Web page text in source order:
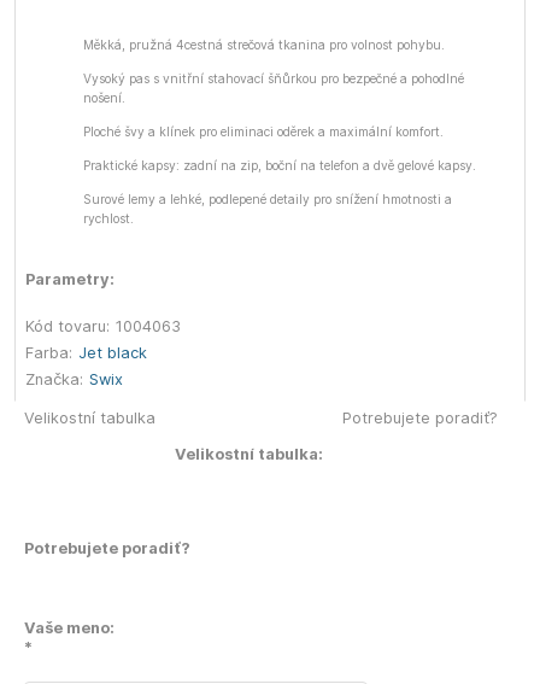
Měkká, pružná 4cestná strečová tkanina pro volnost pohybu.
Vysoký pas s vnitřní stahovací šňůrkou pro bezpečné a pohodlné
nošení.
Ploché švy a klínek pro eliminaci oděrek a maximální komfort.
Praktické kapsy: zadní na zip, boční na telefon a dvě gelové kapsy.
Surové lemy a lehké, podlepené detaily pro snížení hmotnosti a
rychlost.
Parametry:
Kód tovaru: 1004063
Farba: Jet black
Značka: Swix
Velikostní tabulka
Velikostní tabulka:
Potrebujete poradiť?
Potrebujete poradiť?
Vaše meno:
*